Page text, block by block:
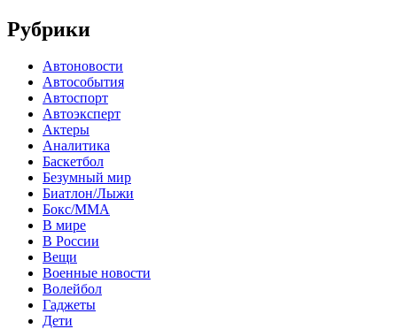
Рубрики
Автоновости
Автособытия
Автоспорт
Автоэксперт
Актеры
Аналитика
Баскетбол
Безумный мир
Биатлон/Лыжи
Бокс/MMA
В мире
В России
Вещи
Военные новости
Волейбол
Гаджеты
Дети